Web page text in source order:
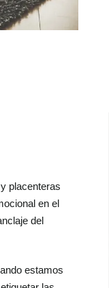
placenteras
en el
del
estamos